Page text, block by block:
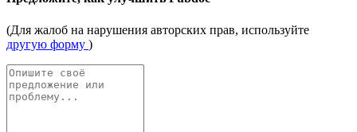
(Для жалоб на нарушения авторских прав, используйте
другую форму )